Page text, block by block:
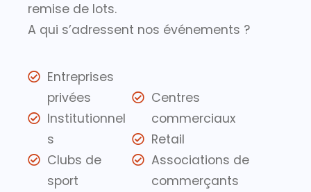
remise de lots.
A qui s’adressent nos événements ?
Entreprises
privées
Institutionnel
s
Clubs de
sport
Centres
commerciaux
Retail
Associations de
commerçants